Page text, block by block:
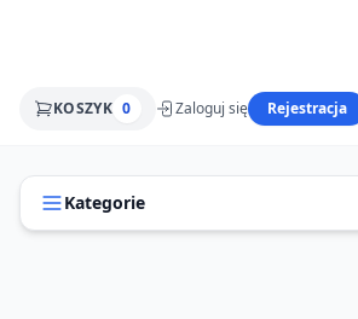
KOSZYK 0 Zaloguj się Rejestracja
Kategorie